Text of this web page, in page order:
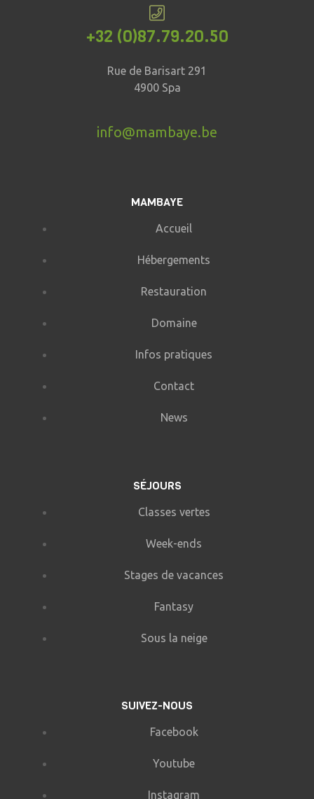
+32 (0)87.79.20.50
Rue de Barisart 291
4900 Spa
info@mambaye.be
MAMBAYE
Accueil
Hébergements
Restauration
Domaine
Infos pratiques
Contact
News
SÉJOURS
Classes vertes
Week-ends
Stages de vacances
Fantasy
Sous la neige
SUIVEZ-NOUS
Facebook
Youtube
Instagram